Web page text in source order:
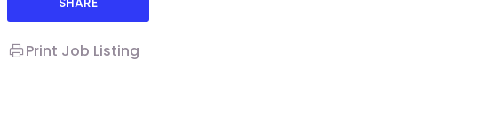
Print Job Listing